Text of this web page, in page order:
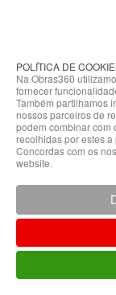
POLÍTICA DE
Na Obras360
fornecer
Também partilhamos
nossos parceiros de
podem combinar com
recolhidas por estes
Concordas com os
website.